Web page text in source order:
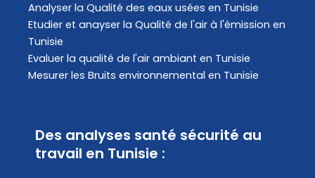
Analyser la Qualité des eaux usées en Tunisie
Etudier et anayser la Qualité de l'air à l'émission en
Tunisie
Evaluer la qualité de l'air ambiant en Tunisie
Mesurer les Bruits environnemental en Tunisie
Des analyses santé sécurité au
travail en Tunisie :